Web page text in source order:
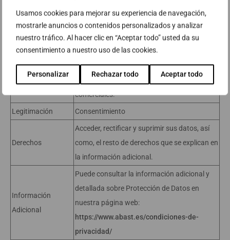
Usamos cookies para mejorar su experiencia de navegación,
mostrarle anuncios o contenidos personalizados y analizar
nuestro tráfico. Al hacer clic en “Aceptar todo” usted da su
consentimiento a nuestro uso de las cookies.
Personalizar Rechazar todo Aceptar todo
Información básica sobre protección de datos
Responsable ABAST SYSTEMS & SOLUTIONS, S.L.
Finalidad 1 Gestionar su inscripción al evento.
Finalidad 2
Gestionar el envío de comunicaciones
comerciales.
Legitimación Consentimiento
Derechos
Acceder, rectificar y suprimir sus datos, así
como, el resto de derechos que se explican en
la información adicional.
Información
Adicional
Puede consultar la información adicional y
detallada sobre Protección de Datos en
nuestra página web:
https://www.abast.es/condiciones-de-
privacidad/